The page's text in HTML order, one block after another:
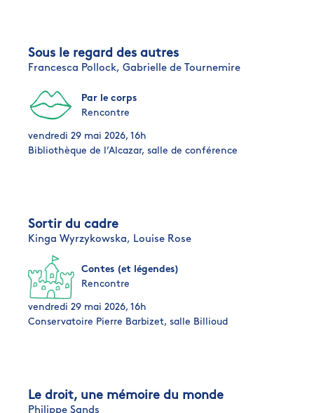
Sous le regard des autres
Francesca Pollock, Gabrielle de Tournemire
Par le corps
Rencontre
vendredi 29 mai 2026, 16h
Bibliothèque de l’Alcazar, salle de conférence
Sortir du cadre
Kinga Wyrzykowska, Louise Rose
Contes (et légendes)
Rencontre
vendredi 29 mai 2026, 16h
Conservatoire Pierre Barbizet, salle Billioud
Le droit, une mémoire du monde
Philippe Sands